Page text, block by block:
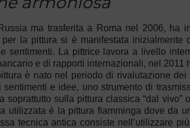
ma trasferita a Roma nel 2006, ha
la pittura si è manifestata inizialmente
sentimenti. La pittrice lavora a livello
e di rapporti internazionali, nel 2011
è nato nel periodo di rivalutazione
sentimenti e idee, uno strumento di
soprattutto sulla pittura classica “dal
utilizzata è la pittura fiamminga dove da
tecnica antica consiste nell’utilizzare